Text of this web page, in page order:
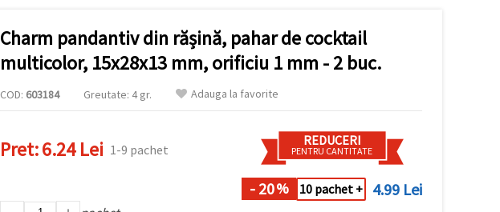
Charm pandantiv din rășină, pahar de cocktail
multicolor, 15x28x13 mm, orificiu 1 mm - 2 buc.
COD: 603184 Greutate: 4 gr. Adauga la favorite
Pret:6.24 Lei 1-9 pachet
REDUCERI
PENTRU CANTITATE
- 20% 10 pachet + 4.99 Lei